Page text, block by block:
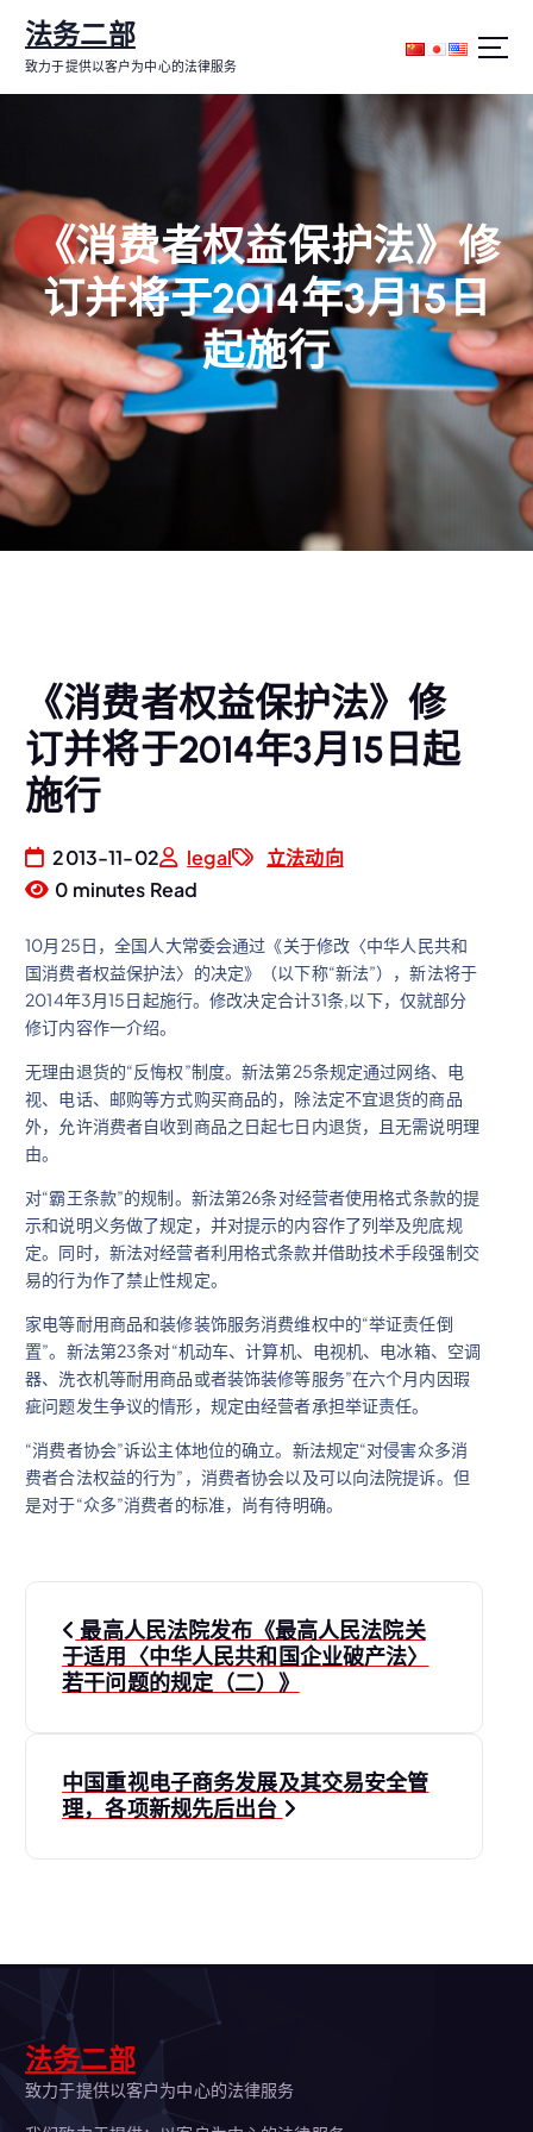
内
法务二部
致力于提供以客户为中心的法律服务
《消费者权益保护法》修
订并将于2014年3月15日
起施行
《消费者权益保护法》修
订并将于2014年3月15日起
施行
2013-11-02 legal
立法动向
0 minutes Read
10月25日，全国人大常委会通过《关于修改〈中华人民共和
国消费者权益保护法〉的决定》（以下称“新法”），新法将于
2014年3月15日起施行。修改决定合计31条,以下，仅就部分
修订内容作一介绍。
无理由退货的“反悔权”制度。新法第25条规定通过网络、电
视、电话、邮购等方式购买商品的，除法定不宜退货的商品
外，允许消费者自收到商品之日起七日内退货，且无需说明理
由。
对“霸王条款”的规制。新法第26条对经营者使用格式条款的提
示和说明义务做了规定，并对提示的内容作了列举及兜底规
定。同时，新法对经营者利用格式条款并借助技术手段强制交
易的行为作了禁止性规定。
家电等耐用商品和装修装饰服务消费维权中的“举证责任倒
置”。新法第23条对“机动车、计算机、电视机、电冰箱、空调
器、洗衣机等耐用商品或者装饰装修等服务”在六个月内因瑕
疵问题发生争议的情形，规定由经营者承担举证责任。
“消费者协会”诉讼主体地位的确立。新法规定“对侵害众多消
费者合法权益的行为”，消费者协会以及可以向法院提诉。但
是对于“众多”消费者的标准，尚有待明确。
文
章
航
最高人民法院发布《最高人民法院关
于适用〈中华人民共和国企业破产法〉
若干问题的规定（二）》
中国重视电子商务发展及其交易安全管
理，各项新规先后出台
法务二部
致力于提供以客户为中心的法律服务